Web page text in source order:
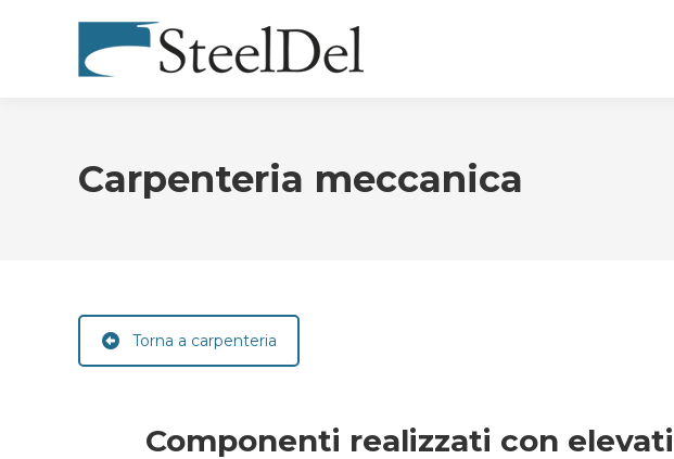
Carpenteria meccanica
Torna a carpenteria
Componenti realizzati con